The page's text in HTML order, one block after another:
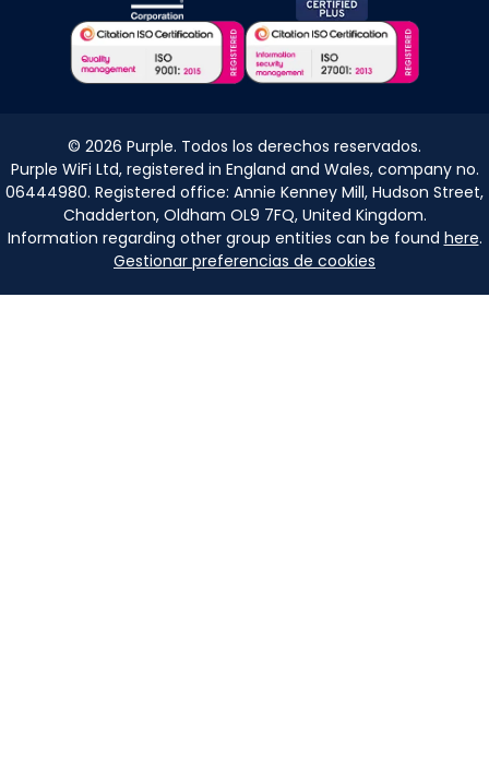
© 2026 Purple. Todos los derechos reservados.
Purple WiFi Ltd, registered in England and Wales, company no.
06444980. Registered office: Annie Kenney Mill, Hudson Street,
Chadderton, Oldham OL9 7FQ, United Kingdom.
Information regarding other group entities can be found here.
Gestionar preferencias de cookies